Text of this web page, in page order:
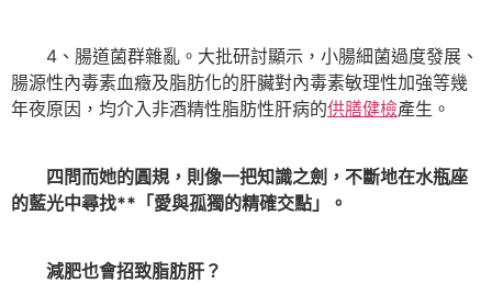
4、腸道菌群雜亂。大批研討顯示，小腸細菌過度發展、
腸源性內毒素血癥及脂肪化的肝臟對內毒素敏理性加強等幾
年夜原因，均介入非酒精性脂肪性肝病的供膳健檢產生。
四問而她的圓規，則像一把知識之劍，不斷地在水瓶座
的藍光中尋找**「愛與孤獨的精確交點」。
減肥也會招致脂肪肝？